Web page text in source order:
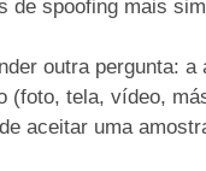
de spoofing mais
outra pergunta:
(foto, tela, vídeo,
aceitar uma